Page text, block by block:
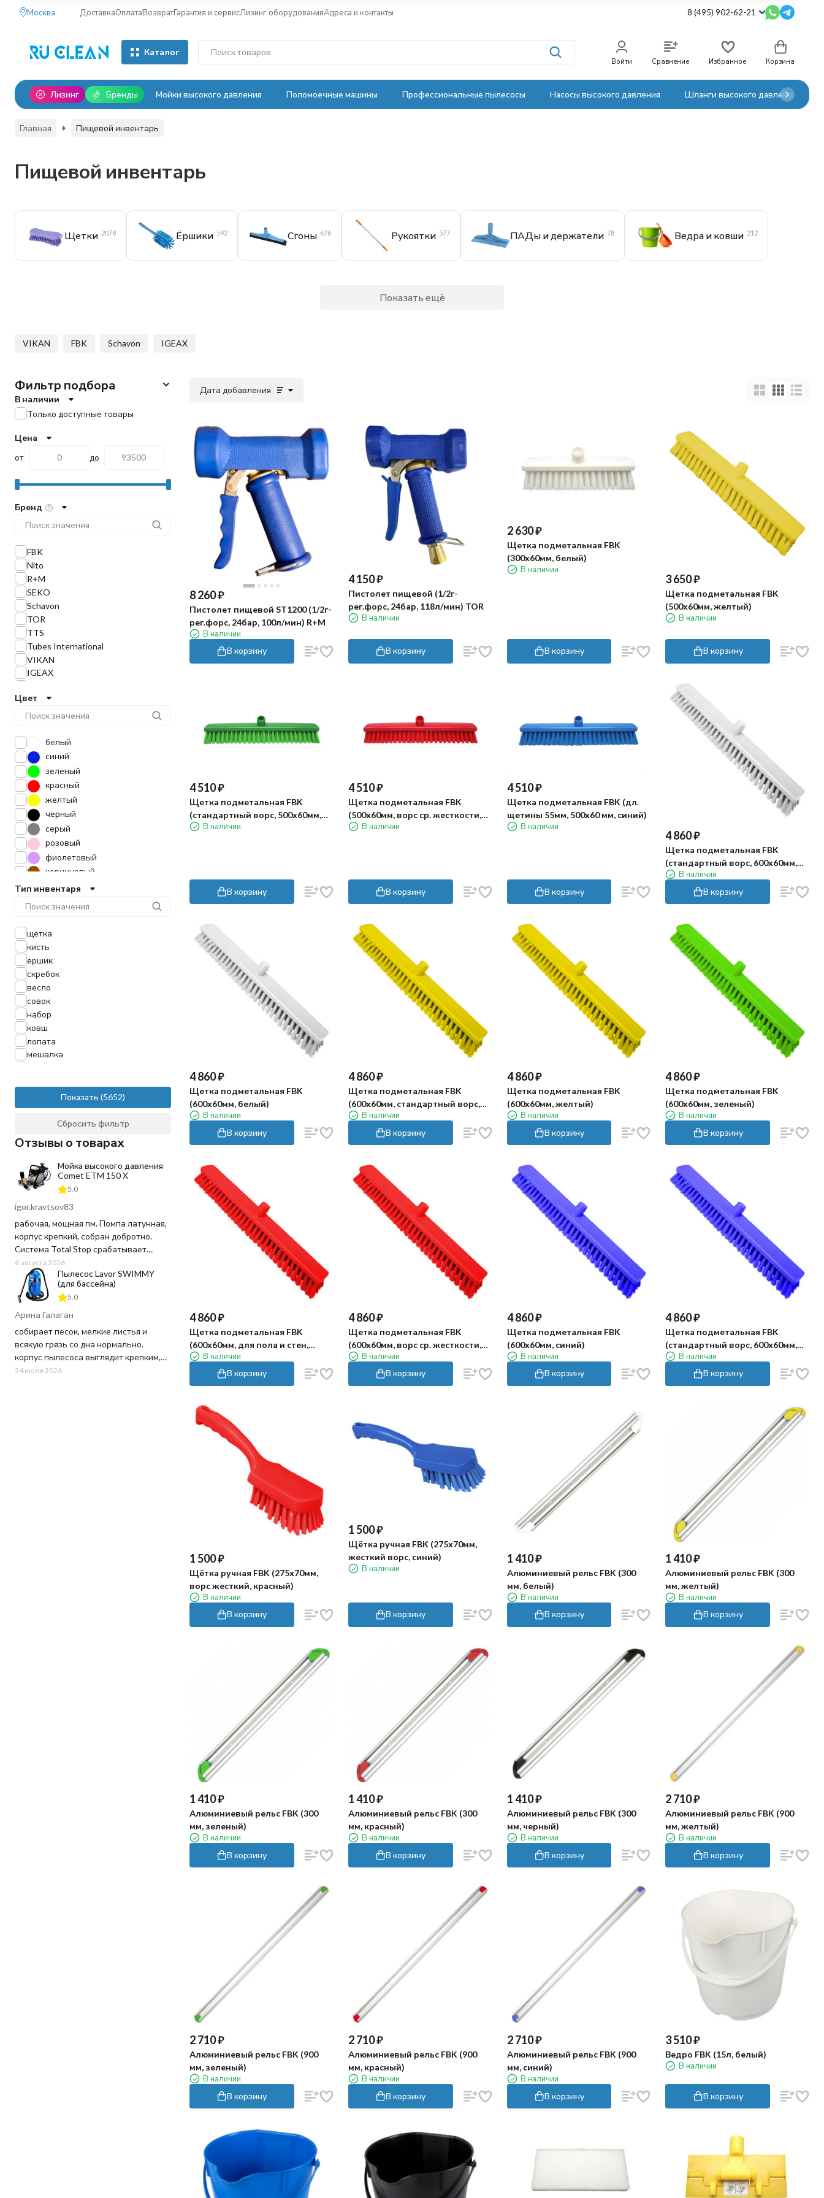
Москва ДоставкаОплатаВозвратГарантия и сервисЛизинг оборудованияАдреса и контакты 8 (495) 902-62-21
Каталог
Войти Сравнение Избранное Корзина
Лизинг Бренды Мойки высокого давления Поломоечные машины Профессиональные пылесосы Насосы высокого давления Шланги высокого давления
Главная Пищевой инвентарь
Пищевой инвентарь
Щетки 2078 Ёршики 592 Сгоны 676 Рукоятки 577 ПАДы и держатели 78 Ведра и ковши 212
Показать ещё
VIKAN FBK Schavon IGEAX
Дата добавления
8 260₽
Пистолет пищевой ST1200 (1/2г-
рег.форс, 24бар, 100л/мин) R+M
В наличии
В корзину
4 150₽
Пистолет пищевой (1/2г-
рег.форс, 24бар, 118л/мин) TOR
В наличии
В корзину
2 630₽
Щетка подметальная FBK
(300х60мм, белый)
В наличии
В корзину
3 650₽
Щетка подметальная FBK
(500х60мм, желтый)
В наличии
В корзину
4 510₽
Щетка подметальная FBK
(стандартный ворс, 500х60мм,
зеленый)
В наличии
В корзину
4 510₽
Щетка подметальная FBK
(500х60мм, ворс ср. жесткости,
красный)
В наличии
В корзину
4 510₽
Щетка подметальная FBK (дл.
щетины 55мм, 500х60 мм, синий)
В наличии
В корзину
4 860₽
Щетка подметальная FBK
(стандартный ворс, 600х60мм,
белый)
В наличии
В корзину
4 860₽
Щетка подметальная FBK
(600х60мм, белый)
В наличии
В корзину
4 860₽
Щетка подметальная FBK
(600х60мм, стандартный ворс,
желтый)
В наличии
В корзину
4 860₽
Щетка подметальная FBK
(600х60мм, желтый)
В наличии
В корзину
4 860₽
Щетка подметальная FBK
(600х60мм, зеленый)
В наличии
В корзину
4 860₽
Щетка подметальная FBK
(600х60мм, для пола и стен,
красный)
В наличии
В корзину
4 860₽
Щетка подметальная FBK
(600х60мм, ворс ср. жесткости,
красный)
В наличии
В корзину
4 860₽
Щетка подметальная FBK
(600х60мм, синий)
В наличии
В корзину
4 860₽
Щетка подметальная FBK
(стандартный ворс, 600х60мм,
синий)В наличии
В корзину
1 500₽
Щётка ручная FBK (275х70мм,
ворс жесткий, красный)
В наличии
В корзину
1 500₽
Щётка ручная FBK (275х70мм,
жесткий ворс, синий)
В наличии
В корзину
1 410₽
Алюминиевый рельс FBK (300
мм, белый)
В наличии
В корзину
1 410₽
Алюминиевый рельс FBK (300
мм, желтый)
В наличии
В корзину
1 410₽
Алюминиевый рельс FBK (300
мм, зеленый)
В наличии
В корзину
1 410₽
Алюминиевый рельс FBK (300
мм, красный)
В наличии
В корзину
1 410₽
Алюминиевый рельс FBK (300
мм, черный)
В наличии
В корзину
2 710₽
Алюминиевый рельс FBK (900
мм, желтый)
В наличии
В корзину
2 710₽
Алюминиевый рельс FBK (900
мм, зеленый)
В наличии
В корзину
2 710₽
Алюминиевый рельс FBK (900
мм, красный)
В наличии
В корзину
2 710₽
Алюминиевый рельс FBK (900
мм, синий)
В наличии
В корзину
3 510₽
Ведро FBK (15л, белый)
В наличии
В корзину
Фильтр подбора
В наличии
Только доступные товары
Цена
от
до
Бренд
FBK
Nito
R+M
SEKO
Schavon
TOR
TTS
Tubes International
VIKAN
IGEAX
Uniclean
Haug Bursten
Цвет
белый
синий
зеленый
красный
желтый
черный
серый
розовый
фиолетовый
коричневый
оранжевый
Тип инвентаря
щетка
кисть
ершик
скребок
весло
совок
набор
ковш
лопата
мешалка
рукоятки
держатель инвентаря
МОП
ПАД
пистолет
шланг
губка
вилы
тяпка
метла
Показать
Сбросить фильтр
Отзывы о товарах
Мойка высокого давления
Comet ETM 150 X
5.0
igor.kravtsov83
рабочая, мощная пм. Помпа латунная,
корпус крепкий, собран добротно.
Система Total Stop срабатывает
четко, отпустил курок - движок заглох,
воду и ресурс не тратит попусту.
Напор выдает отличный, грязь
сбивает на ура, даже засохшую глину
с арок. Шланг в комплекте
качественный, не перекручивается
постоянно как на дешевых мойках.
6 августа 2026
Пылесос Lavor SWIMMY
(для бассейна)
5.0
Арина Галаган
собирает песок, мелкие листья и
всякую грязь со дна нормально.
корпус пылесоса выглядит крепким,
пластик не "хлипкий", а шланг
24 июля 2026